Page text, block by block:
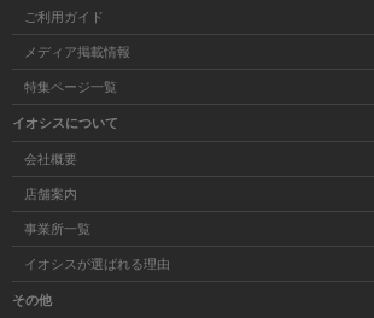
ご利用ガイド
メディア掲載情報
特集ページ一覧
イオシスについて
会社概要
店舗案内
事業所一覧
イオシスが選ばれる理由
その他